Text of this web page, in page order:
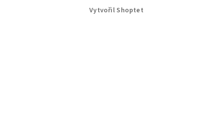
Vytvořil Shoptet